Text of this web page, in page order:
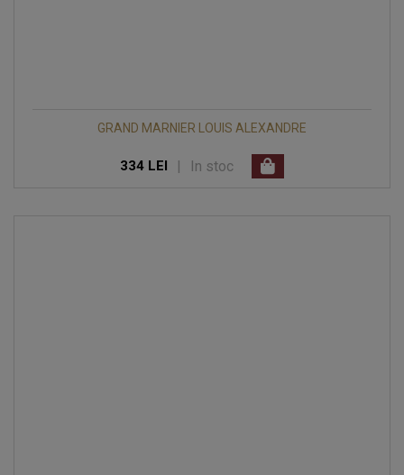
GRAND MARNIER LOUIS ALEXANDRE
334 LEI | In stoc